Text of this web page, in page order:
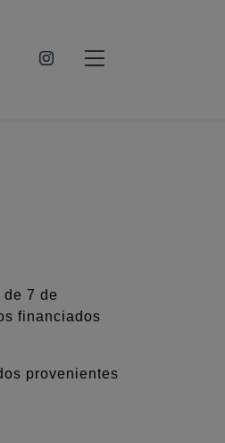
7 de
financiados
provenientes